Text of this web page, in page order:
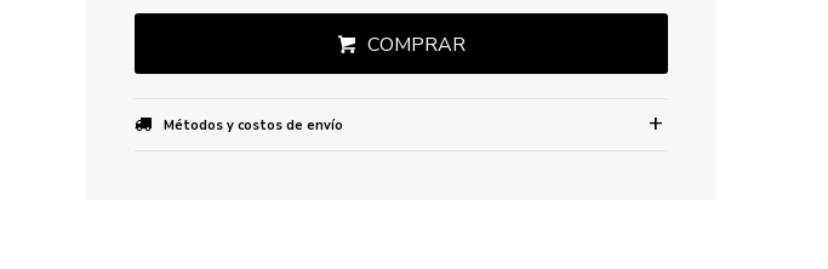
COMPRAR
Métodos y costos de envío